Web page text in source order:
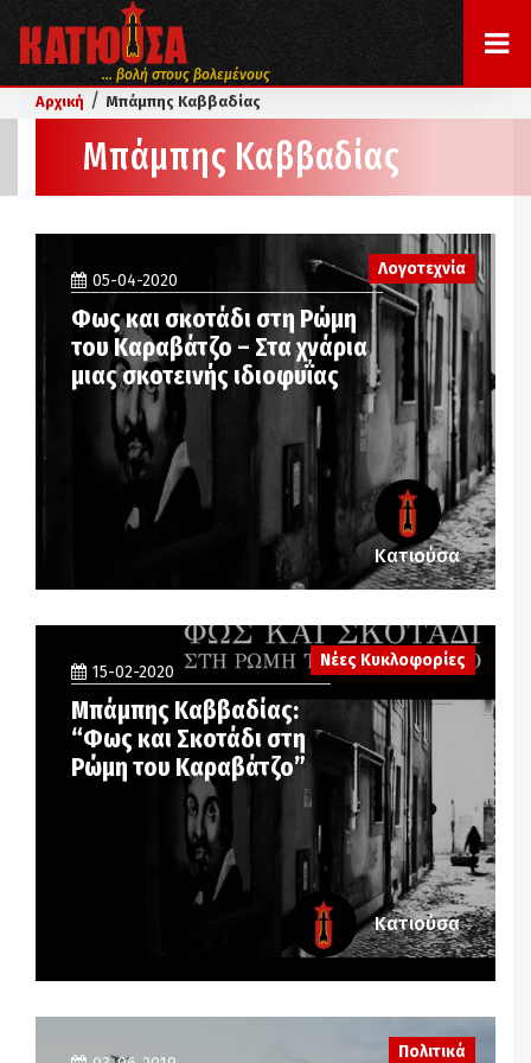
... βολή στους βολεμένους
Αρχική / Μπάμπης Καββαδίας
Μπάμπης Καββαδίας
Λογοτεχνία
05-04-2020
Φως και σκοτάδι στη Ρώμη
του Καραβάτζο – Στα χνάρια
μιας σκοτεινής ιδιοφυΐας
Κατιούσα
15-02-2020
Μπάμπης Καββαδίας:
“Φως και Σκοτάδι στη
Ρώμη του Καραβάτζο”
Νέες Κυκλοφορίες
Κατιούσα
Πολιτικά